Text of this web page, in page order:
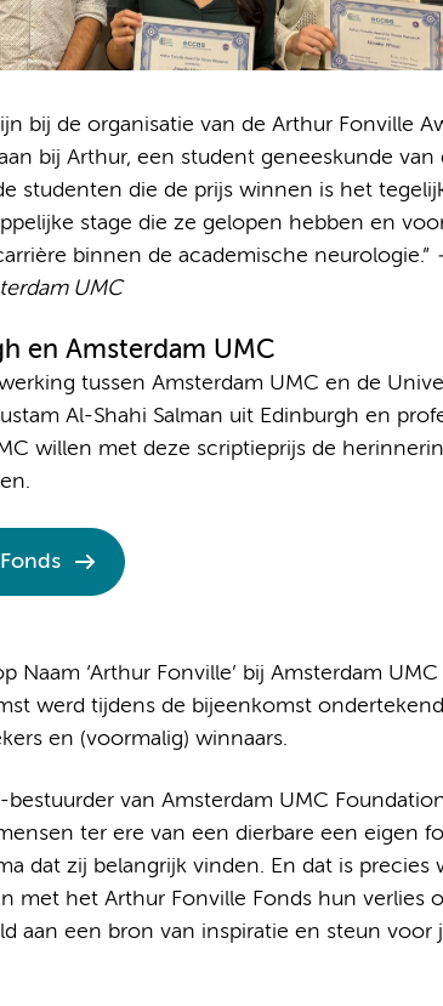
bij de organisatie van de Arthur Fonville
bij Arthur, een student geneeskunde van
studenten die de prijs winnen is het
stage die ze gelopen hebben en
binnen de academische neurologie.”
UMC
en Amsterdam UMC
tussen Amsterdam UMC en de
Al-Shahi Salman uit Edinburgh en
willen met deze scriptieprijs de
Naam ‘Arthur Fonville’ bij Amsterdam UMC
werd tijdens de bijeenkomst
en (voormalig) winnaars.
van Amsterdam UMC
ter ere van een dierbare een eigen
dat zij belangrijk vinden. En dat is precies
met het Arthur Fonville Fonds hun verlies
aan een bron van inspiratie en steun voor